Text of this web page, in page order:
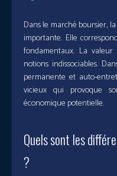
Dans le marché boursier,
importante. Elle
fondamentaux. La
notions indissociables.
permanente et auto-
vicieux qui provoque
économique potentielle.
Quels sont les
?